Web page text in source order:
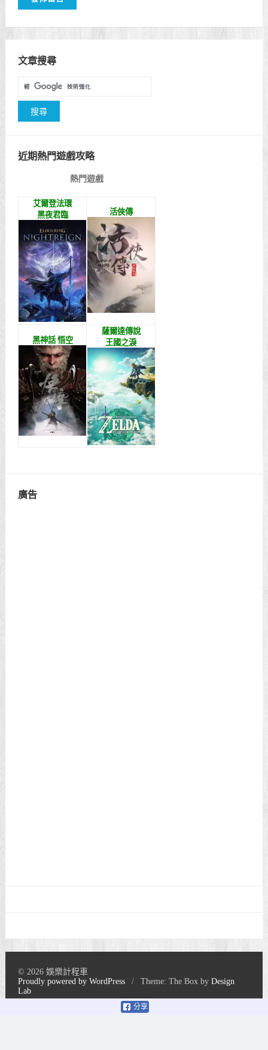
文章搜尋
近期熱門遊戲攻略
熱門遊戲
艾爾登法環
黑夜君臨
活俠傳
黑神話 悟空
薩爾達傳說
王國之淚
廣告
分享
© 2026 娛樂計程車
Proudly powered by WordPress
/ Theme: The Box byDesign
Lab